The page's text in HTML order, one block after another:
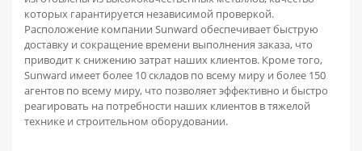
которых гарантируется независимой проверкой.
Расположение компании Sunward обеспечивает быструю
доставку и сокращение времени выполнения заказа, что
приводит к снижению затрат наших клиентов. Кроме того,
Sunward имеет более 10 складов по всему миру и более 150
агентов по всему миру, что позволяет эффективно и быстро
реагировать на потребности наших клиентов в тяжелой
технике и строительном оборудовании.